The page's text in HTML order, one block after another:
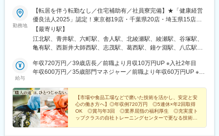
勤務地
【転居を伴う転勤なし／住宅補助有／社員寮完備】★「健康経営
優良法人2025」認定！東京都19店・千葉県20店・埼玉県15店、
全店舗で募集！※居住地や希望を考慮し片道60分以内で勤務地を
決定します※社員寮入寮・住宅支援手当支給あり（規定あり）※マ
イカー通勤OK！※入社時引っ越し費用補助あり（30歳未満／上限
NEW OPEN！＜ 東京都／19店舗 ＞足立区・江戸川区・墨田
区・板橋区・葛飾区・世田谷区＜ 千葉県／20店舗 ＞千葉市・
埼玉県／15店舗 ＞さいたま市・戸田市・越谷市・草加市・春日
部市・北葛飾郡・川口市★社員目線に立った働きやすい就業環境
より、「健康経営優良法人2025」に認定されました！
【最寄り駅】
江北駅、青井駅、六町駅、舎人駅、北綾瀬駅、綾瀬駅、谷塚駅、
亀有駅、西新井大師西駅、志茂駅、葛西駅、鐘ケ淵駅、八広駅、
駅、東大宮駅、北戸田駅、浦和駅、戸田公園駅、せんげん台駅、
新越谷駅、獨協大学前駅、新田駅(埼玉県)、草加駅、八木崎駅、東
天台駅、西船橋駅、北松戸駅、くぬぎ山駅、元山駅(千葉県)、高柳
駅、五香駅、東松戸駅、南柏駅、北国分駅、京成八幡駅、下総中
山駅、増尾駅、豊四季駅、七光台駅、新習志野駅、柏たなか駅、
北柏駅、谷在家駅、東向島駅、西太子堂駅、南越谷駅、作草部
駅、京成西船駅、原木中山駅、新柏駅
給与
年収720万円／39歳店長／前職より月収10万円UP ※入社2年目
年収600万円／35歳部門マネジャー／前職より年収60万円UP ※入
【市場や食品工場などで磨いた技術を活かし、安定と安
心の働き方へ】◎年収例720万円 ◎5連休×年2回取得
OK ◎賞与年3回 ◎業界屈指の福利厚生 ◎充実度ト
ップクラスの自社トレーニングセンターで更なる技術向